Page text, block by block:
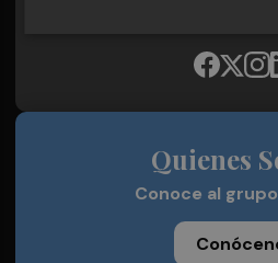
Quienes
Conoce al